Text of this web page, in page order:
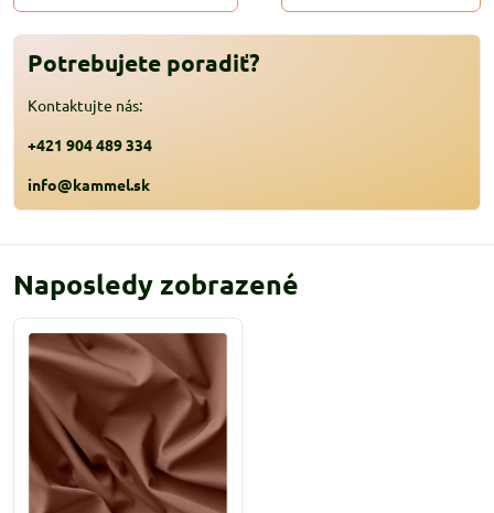
Potrebujete poradiť?
Kontaktujte nás:
+421 904 489 334
info@kammel.sk
Naposledy zobrazené